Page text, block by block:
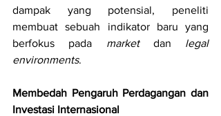
dampak yang potensial, peneliti
membuat sebuah indikator baru yang
berfokus pada market dan legal
environments.
Membedah Pengaruh Perdagangan dan
Investasi Internasional